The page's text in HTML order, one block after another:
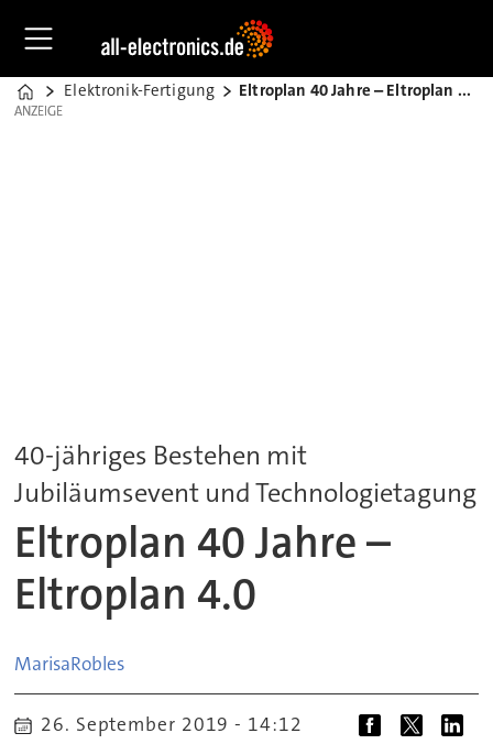
Home
Elektronik-Fertigung Eltroplan 40 Jahre – Eltroplan 4.0
ANZEIGE
ANZEIGE
40-jähriges Bestehen mit
Jubiläumsevent und Technologietagung
Eltroplan 40 Jahre –
Eltroplan 4.0
MarisaRobles
26. September 2019 - 14:12